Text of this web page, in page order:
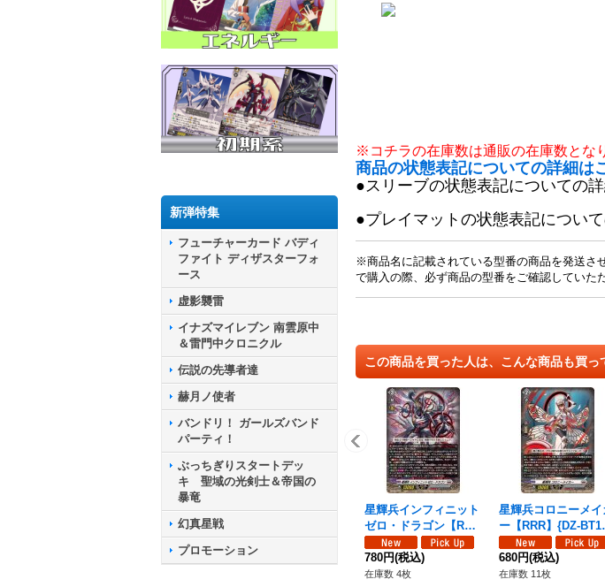
新弾特集
フューチャーカード バディ
ファイト ディザスターフォ
ース
虚影襲雷
イナズマイレブン 南雲原中
＆雷門中クロニクル
伝説の先導者達
赫月ノ使者
バンドリ！ ガールズバンド
パーティ！
ぶっちぎりスタートデッ
キ 聖域の光剣士＆帝国の
暴竜
幻真星戦
プロモーション
※コチラの在庫数は通販の在庫数とな
商品の状態表記についての詳細は
●スリーブの状態表記についての
●プレイマットの状態表記につい
※商品名に記載されている型番の商品を発送さ
で購入の際、必ず商品の型番をご確認していた
この商品を買った人は、こんな商品も買っ
星輝兵インフィニット
ゼロ・ドラゴン【RR
R】{DZ-BT15/009}
《ブラントゲート》
780円(税込)
在庫数 4枚
星輝兵コロニーメイ
ー【RRR】{DZ-
011}《ブラントゲー
ト》
680円(税込)
在庫数 11枚